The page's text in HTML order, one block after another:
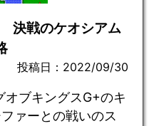
決戦のケオシアム
投稿日：2022/09/30
オブキングスG+のキ
ァーとの戦いのス